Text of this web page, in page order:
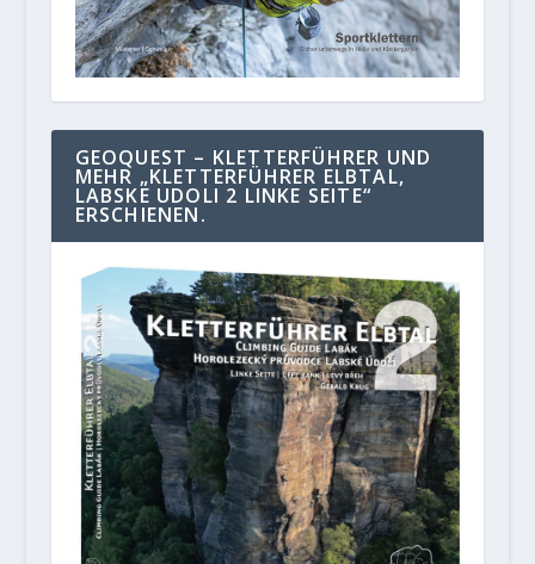
GEOQUEST – KLETTERFÜHRER UND
MEHR „KLETTERFÜHRER ELBTAL,
LABSKE UDOLI 2 LINKE SEITE“
ERSCHIENEN.